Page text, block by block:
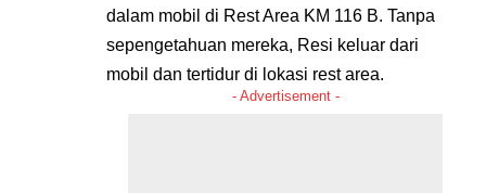
dalam mobil di Rest Area KM 116 B. Tanpa
sepengetahuan mereka, Resi keluar dari
mobil dan tertidur di lokasi rest area.
- Advertisement -